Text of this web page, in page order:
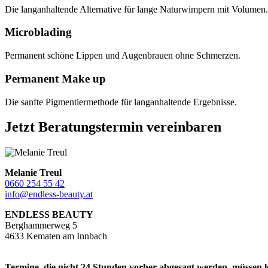
Die langanhaltende Alternative für lange Naturwimpern mit Volumen.
Microblading
Permanent schöne Lippen und Augenbrauen ohne Schmerzen.
Permanent Make up
Die sanfte Pigmentiermethode für langanhaltende Ergebnisse.
Jetzt Beratungstermin vereinbaren
Melanie Treul
0660 254 55 42
info@endless-beauty.at
ENDLESS BEAUTY
Berghammerweg 5
4633 Kematen am Innbach